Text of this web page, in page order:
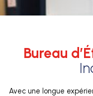
Bureau
Avec une longue